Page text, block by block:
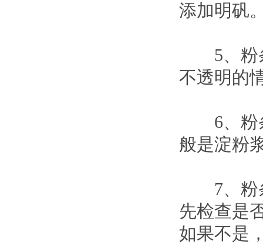
添加明矾
5、粉条
不透明的
6、粉条
般是淀粉
7、粉条
先检查是
如果不是